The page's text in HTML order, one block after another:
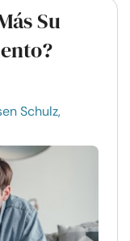
Su
Schulz,